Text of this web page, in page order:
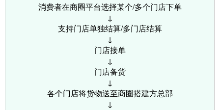
消费者在商圈平台选择某个/多个门店下单
↓
支持门店单独结算/多门店结算
↓
门店接单
↓
门店备货
↓
各个门店将货物送至商圈搭建方总部
↓